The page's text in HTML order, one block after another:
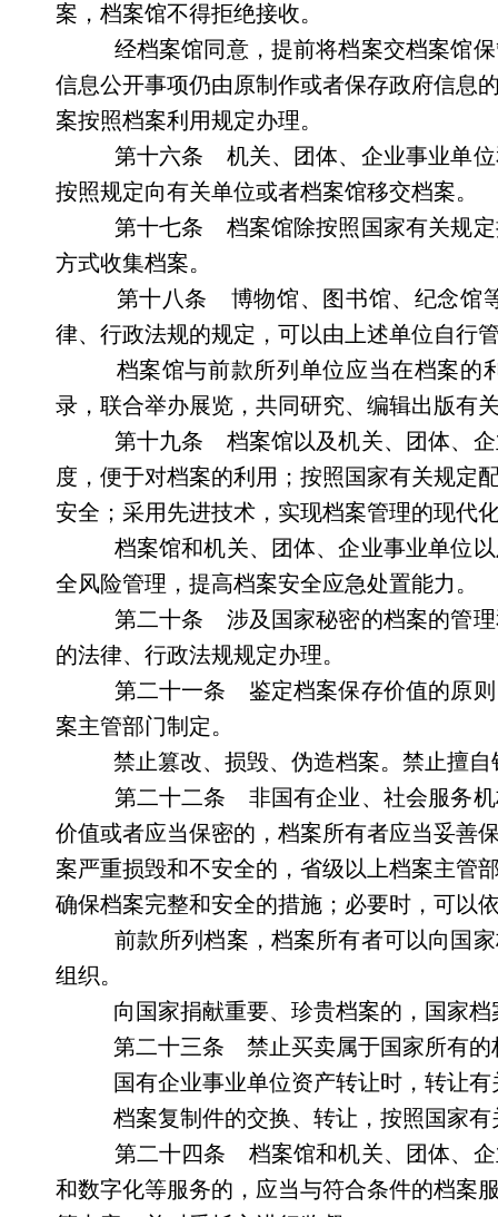
案，档案馆不得拒绝接收。
经档案馆同意，提前将档案交档案馆
信息公开事项仍由原制作或者保存政府信息
案按照档案利用规定办理。
第十六条 机关、团体、企业事业单位
按照规定向有关单位或者档案馆移交档案。
第十七条 档案馆除按照国家有关规定
方式收集档案。
第十八条 博物馆、图书馆、纪念馆
律、行政法规的规定，可以由上述单位自行
档案馆与前款所列单位应当在档案的
录，联合举办展览，共同研究、编辑出版有
第十九条 档案馆以及机关、团体、企
度，便于对档案的利用；按照国家有关规定
安全；采用先进技术，实现档案管理的现代
档案馆和机关、团体、企业事业单位
全风险管理，提高档案安全应急处置能力。
第二十条 涉及国家秘密的档案的管理
的法律、行政法规规定办理。
第二十一条 鉴定档案保存价值的原则
案主管部门制定。
禁止篡改、损毁、伪造档案。禁止擅自
第二十二条 非国有企业、社会服务机
价值或者应当保密的，档案所有者应当妥善
案严重损毁和不安全的，省级以上档案主管
确保档案完整和安全的措施；必要时，可以
前款所列档案，档案所有者可以向国
组织。
向国家捐献重要、珍贵档案的，国家
第二十三条 禁止买卖属于国家所有的
国有企业事业单位资产转让时，转让
档案复制件的交换、转让，按照国家有
第二十四条 档案馆和机关、团体、企
和数字化等服务的，应当与符合条件的档案